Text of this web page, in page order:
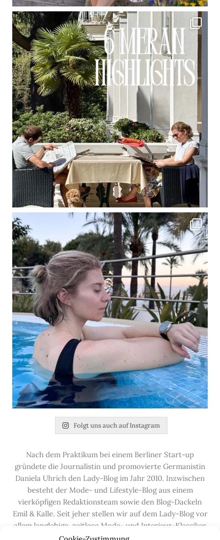
Folgt uns auch auf Instagram
Nach dem Praktikum bei einem Berliner Start-up
gründete die Journalistin und promovierte Germanistin
Daniela Uhrich den Lady-Blog im Jahr 2010. Inzwischen
besteht der Mode- und Lifestyle-Blog aus einem
vierköpfigen Redaktionsteam sowie den Blog-Dackeln
Emil & Kalle. Seit jeher stellen wir auf dem Lady-Blog vor
allem langlebige, zeitlose Mode- und Interieur-Klassiker
vor, die hochwertig verarbeitet und unter guten